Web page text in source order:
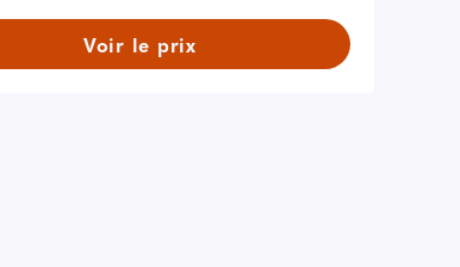
Voir le prix